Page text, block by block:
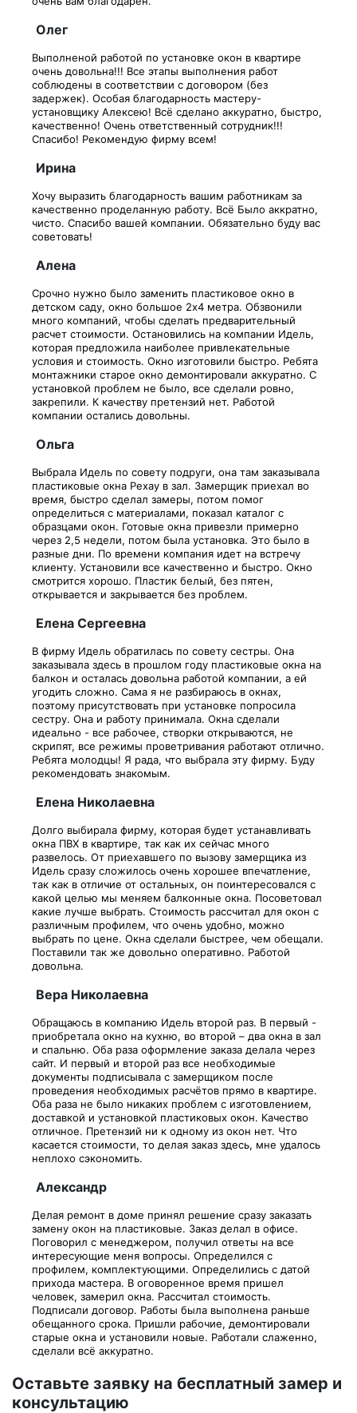
Олег
Выполненой работой по установке окон в квартире
очень довольна!!! Все этапы выполнения работ
соблюдены в соответствии с договором (без
задержек). Особая благодарность мастеру-
установщику Алексею! Всё сделано аккуратно, быстро,
качественно! Очень ответственный сотрудник!!!
Спасибо! Рекомендую фирму всем!
Ирина
Хочу выразить благодарность вашим работникам за
качественно проделанную работу. Всё Было аккратно,
чисто. Спасибо вашей компании. Обязательно буду вас
советовать!
Алена
Срочно нужно было заменить пластиковое окно в
детском саду, окно большое 2х4 метра. Обзвонили
много компаний, чтобы сделать предварительный
расчет стоимости. Остановились на компании Идель,
которая предложила наиболее привлекательные
условия и стоимость. Окно изготовили быстро. Ребята
монтажники старое окно демонтировали аккуратно. С
установкой проблем не было, все сделали ровно,
закрепили. К качеству претензий нет. Работой
компании остались довольны.
Ольга
Выбрала Идель по совету подруги, она там заказывала
пластиковые окна Рехау в зал. Замерщик приехал во
время, быстро сделал замеры, потом помог
определиться с материалами, показал каталог с
образцами окон. Готовые окна привезли примерно
через 2,5 недели, потом была установка. Это было в
разные дни. По времени компания идет на встречу
клиенту. Установили все качественно и быстро. Окно
смотрится хорошо. Пластик белый, без пятен,
открывается и закрывается без проблем.
Елена Сергеевна
В фирму Идель обратилась по совету сестры. Она
заказывала здесь в прошлом году пластиковые окна на
балкон и осталась довольна работой компании, а ей
угодить сложно. Сама я не разбираюсь в окнах,
поэтому присутствовать при установке попросила
сестру. Она и работу принимала. Окна сделали
идеально - все рабочее, створки открываются, не
скрипят, все режимы проветривания работают отлично.
Ребята молодцы! Я рада, что выбрала эту фирму. Буду
рекомендовать знакомым.
Елена Николаевна
Долго выбирала фирму, которая будет устанавливать
окна ПВХ в квартире, так как их сейчас много
развелось. От приехавшего по вызову замерщика из
Идель сразу сложилось очень хорошее впечатление,
так как в отличие от остальных, он поинтересовался с
какой целью мы меняем балконные окна. Посоветовал
какие лучше выбрать. Стоимость рассчитал для окон с
различным профилем, что очень удобно, можно
выбрать по цене. Окна сделали быстрее, чем обещали.
Поставили так же довольно оперативно. Работой
довольна.
Вера Николаевна
Обращаюсь в компанию Идель второй раз. В первый -
приобретала окно на кухню, во второй – два окна в зал
и спальню. Оба раза оформление заказа делала через
сайт. И первый и второй раз все необходимые
документы подписывала с замерщиком после
проведения необходимых расчётов прямо в квартире.
Оба раза не было никаких проблем с изготовлением,
доставкой и установкой пластиковых окон. Качество
отличное. Претензий ни к одному из окон нет. Что
касается стоимости, то делая заказ здесь, мне удалось
неплохо сэкономить.
Александр
Делая ремонт в доме принял решение сразу заказать
замену окон на пластиковые. Заказ делал в офисе.
Поговорил с менеджером, получил ответы на все
интересующие меня вопросы. Определился с
профилем, комплектующими. Определились с датой
прихода мастера. В оговоренное время пришел
человек, замерил окна. Рассчитал стоимость.
Подписали договор. Работы была выполнена раньше
обещанного срока. Пришли рабочие, демонтировали
старые окна и установили новые. Работали слаженно,
сделали всё аккуратно.
Оставьте заявку на бесплатный замер и
консультацию